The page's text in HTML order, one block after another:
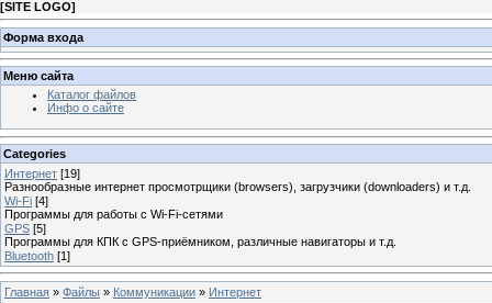
[SITE LOGO]
Форма входа
Меню сайта
Каталог файлов
Инфо о сайте
Categories
Интернет [19]
Разнообразные интернет просмотрщики (browsers), загрузчики (downloaders) и т.д.
Wi-Fi [4]
Программы для работы с Wi-Fi-сетями
GPS [5]
Программы для КПК с GPS-приёмником, различные навигаторы и т.д.
Bluetooth [1]
Главная » Файлы » Коммуникации » Интернет